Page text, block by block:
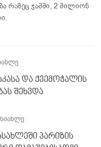
რაზეც ჯამში, 2 მილიონ
და ქვემოჭალის
შეხვდა
პარიზის